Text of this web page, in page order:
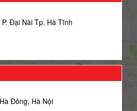
Đại Nài Tp. Hà Tĩnh
Đông, Hà Nội